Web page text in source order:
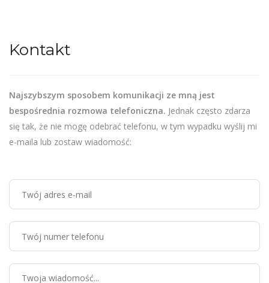
Kontakt
Najszybszym sposobem komunikacji ze mną jest
bespośrednia rozmowa telefoniczna. Jednak często zdarza
się tak, że nie mogę odebrać telefonu, w tym wypadku wyślij mi
e-maila lub zostaw wiadomość: